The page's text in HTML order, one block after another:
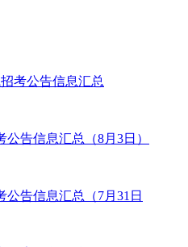
考公告信息汇总
告信息汇总（8月3日）
公告信息汇总（7月31日